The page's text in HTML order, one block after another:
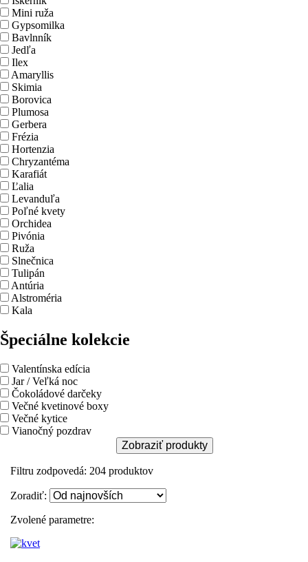
Mini ruža
Gypsomilka
Bavlnník
Jedľa
Ilex
Amaryllis
Skimia
Borovica
Plumosa
Gerbera
Frézia
Hortenzia
Chryzantéma
Karafiát
Ľalia
Levanduľa
Poľné kvety
Orchidea
Pivónia
Ruža
Slnečnica
Tulipán
Antúria
Alstroméria
Kala
Špeciálne kolekcie
Valentínska edícia
Jar / Veľká noc
Čokoládové darčeky
Večné kvetinové boxy
Večné kytice
Vianočný pozdrav
Zobraziť produkty
Filtru zodpovedá: 204 produktov
Zoradiť:
Zvolené parametre: